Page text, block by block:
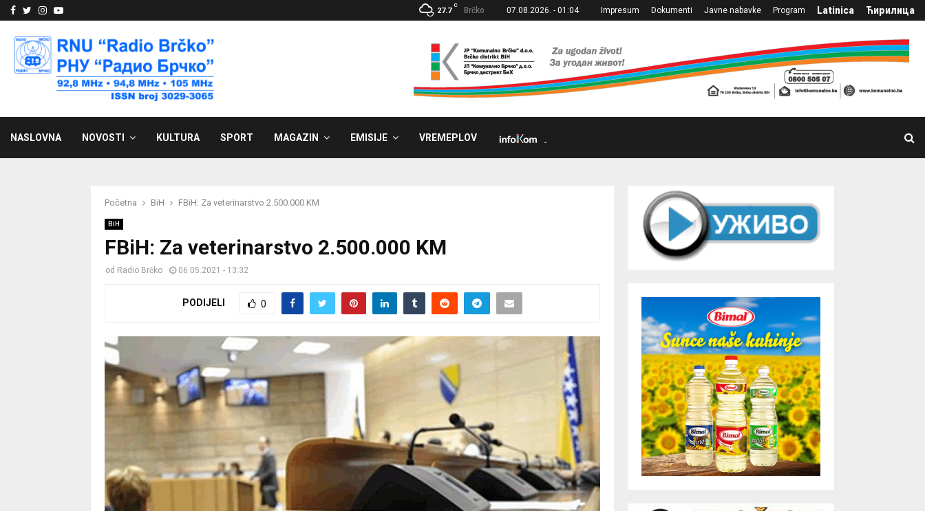
Facebook
Twitter
Instagram
Youtube 27.7
C
Brčko 07.08.2026. - 01:04 Impresum Dokumenti Javne nabavke Program Latinica Ћирилица
NASLOVNA NOVOSTI KULTURA SPORT MAGAZIN EMISIJE VREMEPLOV
Početna BiH FBiH: Za veterinarstvo 2.500.000 KM
BiH
FBiH: Za veterinarstvo 2.500.000 KM
od Radio Brčko 06.05.2021 - 13:32
PODIJELI 0